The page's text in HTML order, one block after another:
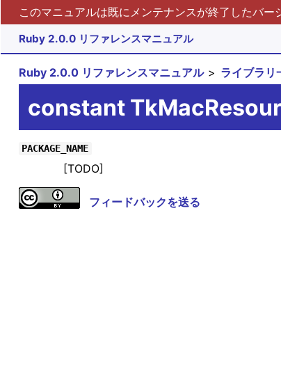
このマニュアルは既にメンテナンスが終了したバー
Ruby 2.0.0 リファレンスマニュアル
Ruby 2.0.0 リファレンスマニュアル ライブラリ
constant
PACKAGE_NAME
[TODO]
フィードバックを送る